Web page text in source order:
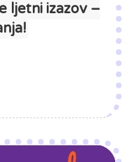
ljetni izazov –